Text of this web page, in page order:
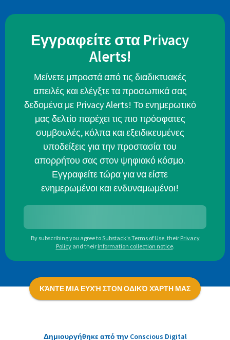
Εγγραφείτε στα Privacy
Alerts!
Μείνετε μπροστά από τις διαδικτυακές
απειλές και ελέγξτε τα προσωπικά σας
δεδομένα με Privacy Alerts! Το ενημερωτικό
μας δελτίο παρέχει τις πιο πρόσφατες
συμβουλές, κόλπα και εξειδικευμένες
υποδείξεις για την προστασία του
απορρήτου σας στον ψηφιακό κόσμο.
Εγγραφείτε τώρα για να είστε
ενημερωμένοι και ενδυναμωμένοι!
By subscribing you agree toSubstack's Terms of Use, their Privacy
Policy and their Information collection notice.
ΚΆΝΤΕ ΜΙΑ ΕΥΧΉ ΣΤΟΝ ΟΔΙΚΌ ΧΆΡΤΗ ΜΑΣ
Δημιουργήθηκε από την Conscious Digital